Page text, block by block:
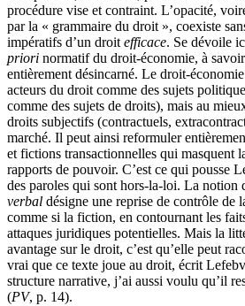
procédure vise et contraint. L’opacité,
par la « grammaire du droit », coexiste
impératifs d’un droitefficace. Se dévoile
priori normatif du droit-économie, à
entièrement désincarné. Le droit-
acteurs du droit comme des sujets
comme des sujets de droits), mais au
droits subjectifs (contractuels,
marché. Il peut ainsi reformuler
et fictions transactionnelles qui masquent
rapports de pouvoir. C’est ce qui pousse
des paroles qui sont hors-la-loi. La notion
verbal désigne une reprise de contrôle de
comme si la fiction, en contournant les
attaques juridiques potentielles. Mais la
avantage sur le droit, c’est qu’elle peut
vrai que ce texte joue au droit, écrit
structure narrative, j’ai aussi voulu qu’il
(PV, p. 14).